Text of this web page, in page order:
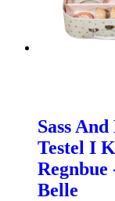
Sass
Testel I
Regnbue
Belle